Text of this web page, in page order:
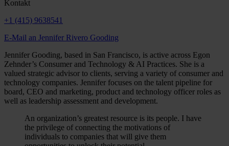
Kontakt
+1 (415) 9638541
E-Mail an Jennifer Rivero Gooding
Jennifer Gooding, based in San Francisco, is active across Egon
Zehnder’s Consumer and Technology & AI Practices. She is a
valued strategic advisor to clients, serving a variety of consumer and
technology companies. Jennifer focuses on the talent pipeline for
board, CEO and marketing, product and technology officer roles as
well as leadership assessment and development.
An organization’s greatest resource is its people. I have
the privilege of connecting the motivations of
individuals to companies that will give them